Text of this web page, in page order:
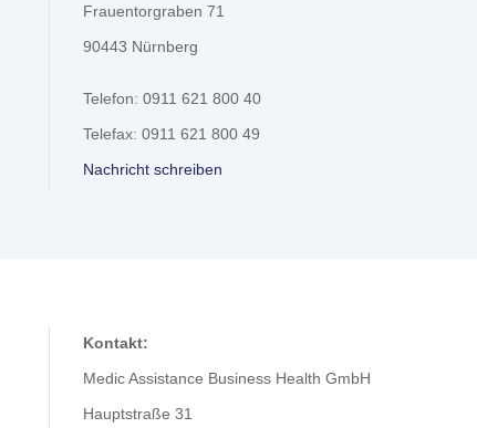
Frauentorgraben 71
90443 Nürnberg
Telefon: 0911 621 800 40
Telefax: 0911 621 800 49
Nachricht schreiben
Kontakt:
Medic Assistance Business Health GmbH
Hauptstraße 31